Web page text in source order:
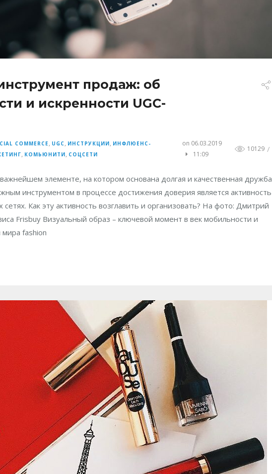
продаж: об
и искренности UGC-
COMMERCE, UGC , ИНСТРУКЦИИ, ИНФЛЮЕНС-
, КОМЬЮНИТИ, СОЦСЕТИ
on 06.03.2019
11:09
10129 /
элементе, на котором основана долгая и качественная дружба
инструментом в процессе достижения доверия является активность
Как эту активность возглавить и организовать? На фото: Дмитрий
Frisbuy Визуальный образ – ключевой момент в век мобильности и
fashion